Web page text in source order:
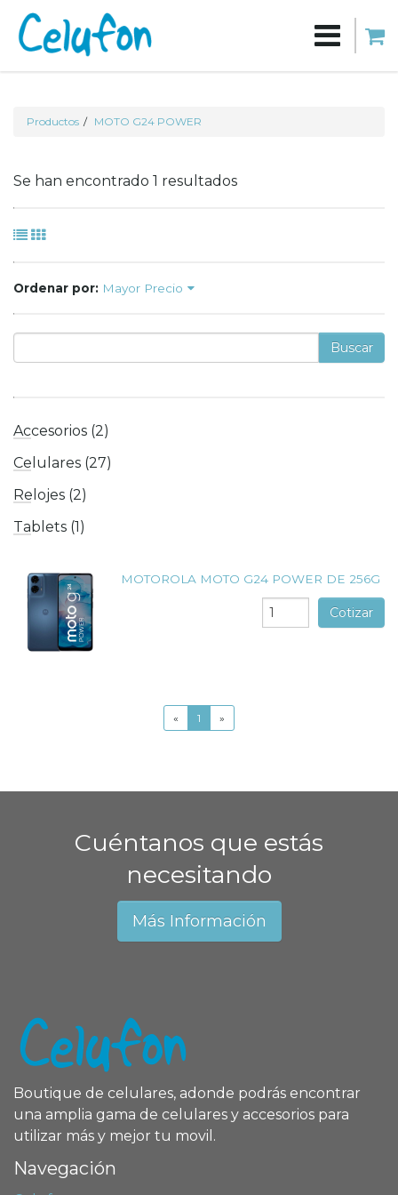
Productos MOTO G24 POWER
Se han encontrado 1 resultados
Ordenar por: Mayor Precio
Buscar
Accesorios (2)
Celulares (27)
Relojes (2)
Tablets (1)
MOTOROLA MOTO G24 POWER DE 256G
Cotizar
« 1 »
Cuéntanos que estás
necesitando
Más Información
Boutique de celulares, adonde podrás encontrar
una amplia gama de celulares y accesorios para
utilizar más y mejor tu movil.
Navegación